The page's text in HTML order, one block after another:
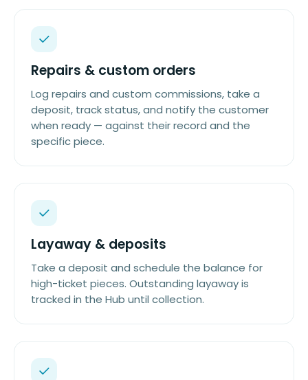
Repairs & custom orders
Log repairs and custom commissions, take a
deposit, track status, and notify the customer
when ready — against their record and the
specific piece.
Layaway & deposits
Take a deposit and schedule the balance for
high-ticket pieces. Outstanding layaway is
tracked in the Hub until collection.